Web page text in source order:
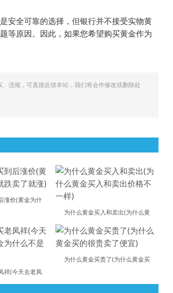
安全可靠的选择，但银行并不接受实物黄
等原因。因此，如果您希望购买黄金作为
违规，可直接反馈本站，我们将会作修改或删除处
涨价(黄金为什
为什么黄金买入和卖出(为什么黄
祥(今天去老凤
为什么黄金买贵了(为什么黄金买